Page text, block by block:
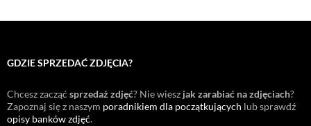
GDZIE SPRZEDAĆ ZDJĘCIA?
Chcesz zacząć sprzedaż zdjęć? Nie wiesz jak zarabiać na zdjęciach?
Zapoznaj się z naszym poradnikiem dla początkujących lub sprawdź
opisy banków zdjęć.